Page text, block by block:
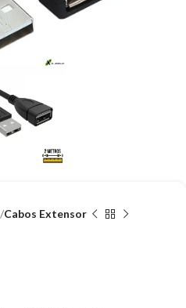
Cabos Extensor